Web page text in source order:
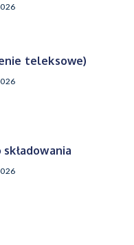
teleksowe)